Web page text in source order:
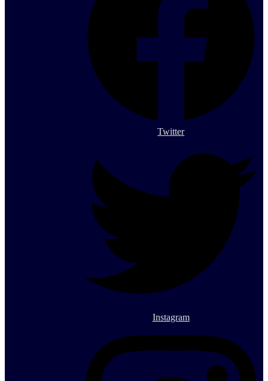
Twitter
Instagram